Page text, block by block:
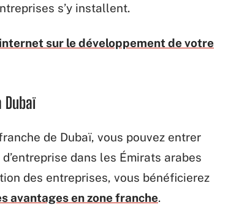
s’y installent.
sur le développement de votre
de Dubaï, vous pouvez entrer
dans les Émirats arabes
des entreprises, vous bénéficierez
avantages en zone franche.